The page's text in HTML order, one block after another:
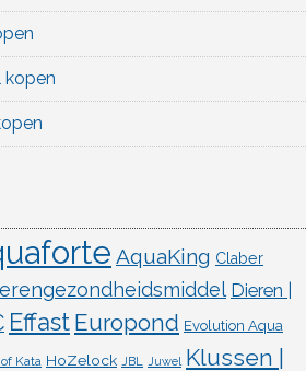
AquaKing Claber
Dieren |
Effast Europond Evolution Aqua
Kata HoZelock JBL Juwel Klussen |